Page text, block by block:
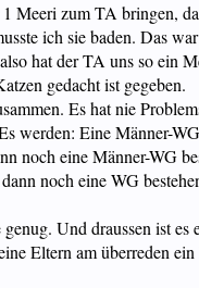
Meeri zum TA bringen,
ich sie baden. Das
hat der TA uns so ein
gedacht ist gegeben.
Es hat nie
werden: Eine Männer-
noch eine Männer-WG
noch eine WG
genug. Und draussen ist es
Eltern am überreden